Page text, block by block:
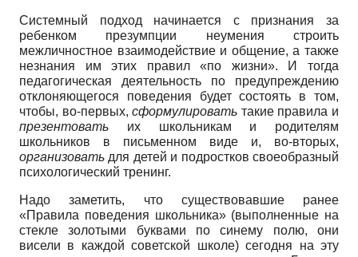
Системный подход начинается с признания за
ребенком презумпции неумения строить
межличностное взаимодействие и общение, а также
незнания им этих правил «по жизни». И тогда
педагогическая деятельность по предупреждению
отклоняющегося поведения будет состоять в том,
чтобы, во-первых,сформулировать такие правила и
презентовать их школьникам и родителям
школьников в письменном виде и, во-вторых,
организовать для детей и подростков своеобразный
психологический тренинг.
Надо заметить, что существовавшие ранее
«Правила поведения школьника» (выполненные на
стекле золотыми буквами по синему полю, они
висели в каждой советской школе) сегодня на эту